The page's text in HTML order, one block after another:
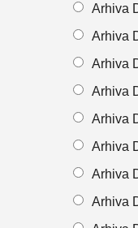
Arhiva
Arhiva
Arhiva
Arhiva
Arhiva
Arhiva
Arhiva
Arhiva